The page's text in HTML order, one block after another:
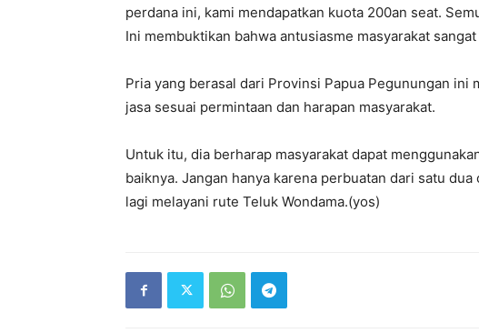
perdana ini, kami mendapatkan kuota 200an seat.
Ini membuktikan bahwa antusiasme masyarakat
Pria yang berasal dari Provinsi Papua Pegunungan ini
jasa sesuai permintaan dan harapan masyarakat.
Untuk itu, dia berharap masyarakat dapat
baiknya. Jangan hanya karena perbuatan dari satu
lagi melayani rute Teluk Wondama.(yos)